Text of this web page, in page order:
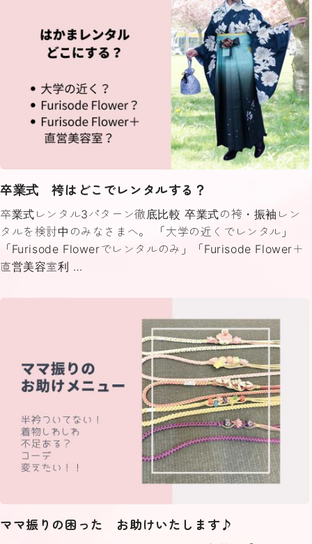
卒業式 袴はどこでレンタルする？
卒業式レンタル3パターン徹底比較 卒業式の袴・振袖レン
タルを検討中のみなさまへ。 「大学の近くでレンタル」
「Furisode Flowerでレンタルのみ」「Furisode Flower＋
直営美容室利 …
ママ振りの困った お助けいたします♪